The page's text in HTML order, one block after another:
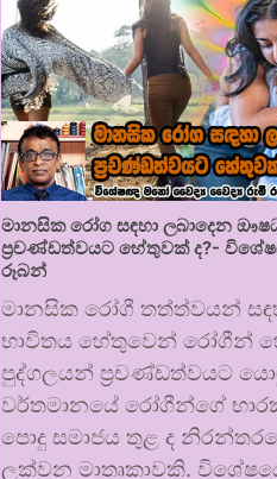
මානසික රෝග සඳහා ලබාදෙන
ප්‍රචණ්ඩත්වයට හේතුවක් ද?-
රූබන්
මානසික රෝගී තත්ත්වයන්
භාවිතය හේතුවෙන් රෝගීන්
පුද්ගලයන් ප්‍රචණ්ඩත්වයට
වර්තමානයේ රෝගීන්ගේ
පොදු සමාජය තුළ ද
ලක්වන මාතෘකාවකි.